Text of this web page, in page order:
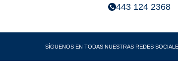
443 124 2368
SÍGUENOS EN TODAS NUESTRAS REDES